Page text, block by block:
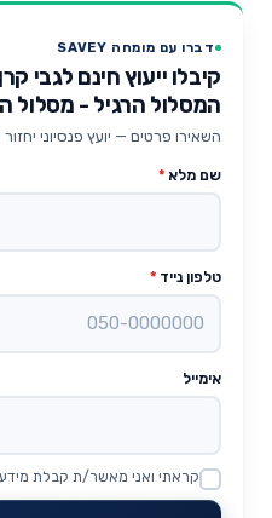
דברו עם מומחה SAVEY
קיבלו ייעוץ חינם לגבי
המסלול הרגיל - מסלול
השאירו פרטים — יועץ פנסיוני יחזור
שם מלא *
טלפון נייד *
אימייל
Website
קראתי ואני מאשר/ת קבלת מידע